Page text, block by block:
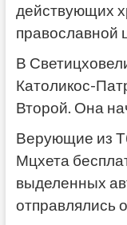
действующих
православной
В
Католикос-
Второй. Она
Верующие из
Мцхета
выделенных
отправлялись